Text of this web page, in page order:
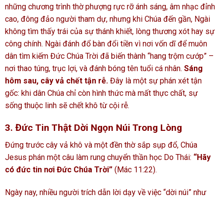
những chương trình thờ phượng rực rỡ ánh sáng, âm nhạc đỉnh
cao, đông đảo người tham dự, nhưng khi Chúa đến gần, Ngài
không tìm thấy trái của sự thánh khiết, lòng thương xót hay sự
công chính. Ngài đánh đổ bàn đổi tiền vì nơi vốn dĩ để muôn
dân tìm kiếm Đức Chúa Trời đã biến thành “hang trộm cướp” –
nơi thao túng, trục lợi, và đánh bóng tên tuổi cá nhân. Sáng
hôm sau, cây vả chết tận rễ. Đây là một sự phán xét tận
gốc: khi dân Chúa chỉ còn hình thức mà mất thực chất, sự
sống thuộc linh sẽ chết khô từ cội rễ.
3. Đức Tin Thật Dời Ngọn Núi Trong Lòng
Đứng trước cây vả khô và một đền thờ sắp sụp đổ, Chúa
Jesus phán một câu làm rung chuyển thần học Do Thái: “Hãy
có đức tin nơi Đức Chúa Trời” (Mác 11:22).
Ngày nay, nhiều người trích dẫn lời dạy về việc “dời núi” như